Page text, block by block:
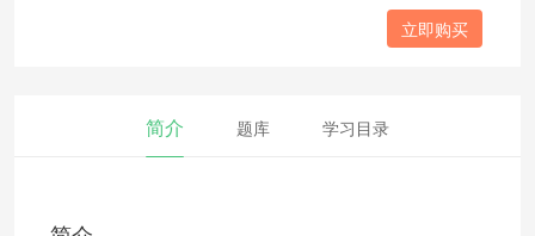
立即购买
简介 题库 学习目录